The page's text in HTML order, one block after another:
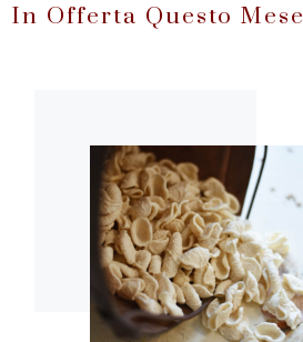
In Offerta Questo Mese